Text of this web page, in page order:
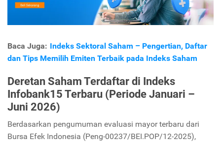
Baca Juga: Indeks Sektoral Saham – Pengertian, Daftar
dan Tips Memilih Emiten Terbaik pada Indeks Saham
Deretan Saham Terdaftar di Indeks
Infobank15 Terbaru (Periode Januari –
Juni 2026)
Berdasarkan pengumuman evaluasi mayor terbaru dari
Bursa Efek Indonesia (Peng-00237/BEI.POP/12-2025),